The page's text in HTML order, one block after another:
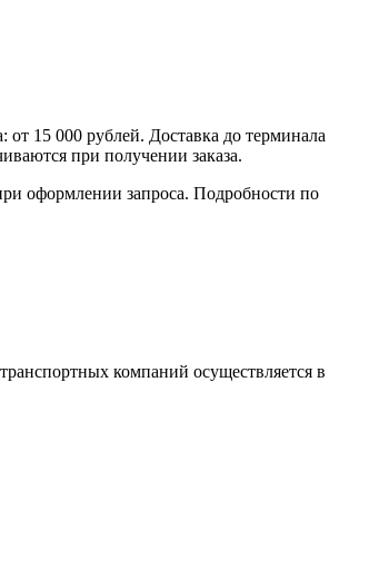
15 000 рублей. Доставка до терминала
при получении заказа.
оформлении запроса. Подробности по
компаний осуществляется в